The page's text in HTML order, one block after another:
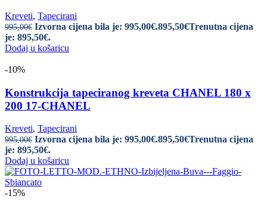
Kreveti, Tapecirani
995,00€ Izvorna cijena bila je: 995,00€.895,50€Trenutna cijena
je: 895,50€.
Dodaj u košaricu
-10%
Konstrukcija tapeciranog kreveta CHANEL 180 x
200 17-CHANEL
Kreveti, Tapecirani
995,00€ Izvorna cijena bila je: 995,00€.895,50€Trenutna cijena
je: 895,50€.
Dodaj u košaricu
-15%